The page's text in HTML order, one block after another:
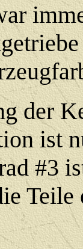
der
ist
#3
Teile